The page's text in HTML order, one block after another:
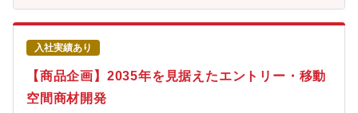
電動化への変革を推進しています。電動車のパワートレイン開発
は、従来の内燃機関車両とは大きく異なり、特に熱マネジメント
は航続距離や充電時間等、モビリティの性能を大きく左右する重
要な技術要素です。私たちは、従来の延長にとらわれない発想
で、新たな熱マネジメントシステムおよび製品の開発に取り組ん
でいます。【募集背景】電動化へのポートフォリオ変革を支え
る、熱マネジメントシステムエンジニアの募集【業務のやりが
入社実績あり
【商品企画】2035年を見据えたエントリー・移動
空間商材開発